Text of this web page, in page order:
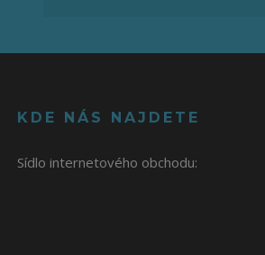
KDE NÁS NAJDETE
Sídlo internetového obchodu: